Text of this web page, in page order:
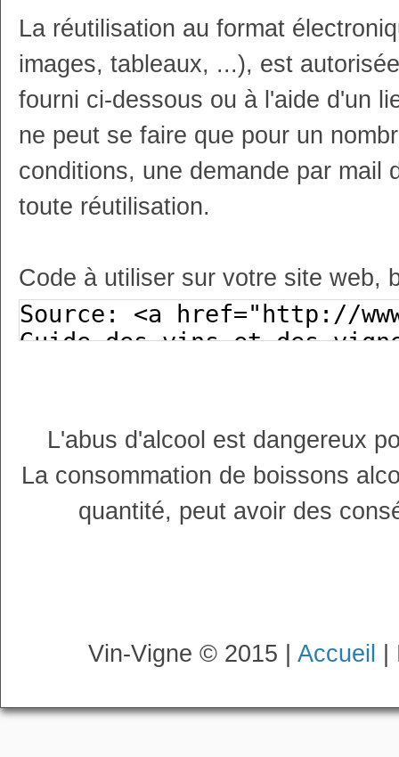
La réutilisation au format
images, tableaux, ...), est
fourni ci-dessous ou à l'aide d'un
ne peut se faire que pour un
conditions, une demande par mail
toute réutilisation.
Code à utiliser sur votre site web,
L'abus d'alcool est dangereux
La consommation de boissons
quantité, peut avoir des
Vin-Vigne © 2015 | Accueil